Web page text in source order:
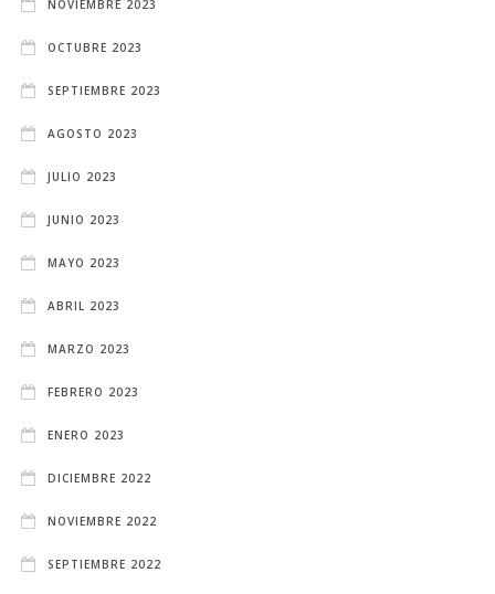
NOVIEMBRE 2023
OCTUBRE 2023
SEPTIEMBRE 2023
AGOSTO 2023
JULIO 2023
JUNIO 2023
MAYO 2023
ABRIL 2023
MARZO 2023
FEBRERO 2023
ENERO 2023
DICIEMBRE 2022
NOVIEMBRE 2022
SEPTIEMBRE 2022